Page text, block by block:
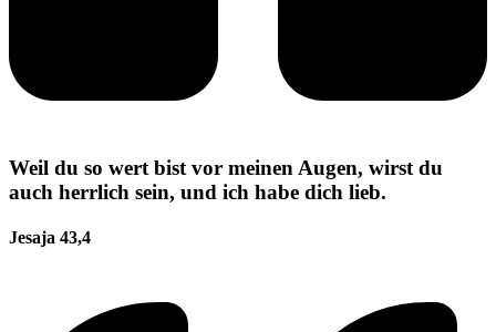
Weil du so wert bist vor meinen Augen, wirst du
auch herrlich sein, und ich habe dich lieb.
Jesaja 43,4